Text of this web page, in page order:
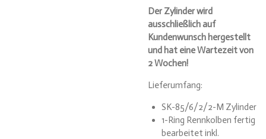
Der Zylinder wird
ausschließlich auf
Kundenwunsch hergestellt
und hat eine Wartezeit von
2 Wochen!
Lieferumfang:
SK-85/6/2/2-M Zylinder
1-Ring Rennkolben fertig
bearbeitet inkl.